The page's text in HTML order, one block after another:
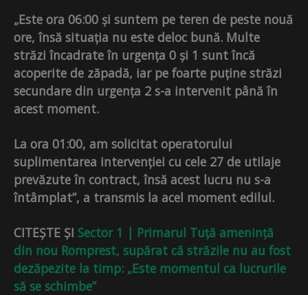
„Este ora 06:00 și suntem pe teren de peste nouă
ore, însă situația nu este deloc bună. Multe
străzi încadrate în urgența 0 și 1 sunt încă
acoperite de zăpadă, iar pe foarte puține străzi
secundare din urgența 2 s-a intervenit până în
acest moment.
La ora 01:00, am solicitat operatorului
suplimentarea intervenției cu cele 27 de utilaje
prevăzute în contract, însă acest lucru nu s-a
întâmplat”, a transmis la acel moment edilul.
CITEȘTE ȘI Sector 1 | Primarul Tuță amenință
din nou Romprest, supărat că străzile nu au fost
dezăpezite la timp: „Este momentul ca lucrurile
să se schimbe”